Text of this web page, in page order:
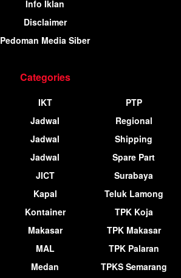
Info Iklan
Disclaimer
Pedoman Media Siber
Categories
IKT
Jadwal
Jadwal
Jadwal
JICT
Kapal
Kontainer
Makasar
MAL
Medan
PTP
Regional
Shipping
Spare Part
Surabaya
Teluk Lamong
TPK Koja
TPK Makasar
TPK Palaran
TPKS Semarang